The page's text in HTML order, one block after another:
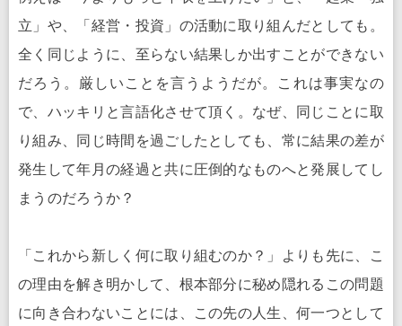
立」や、「経営・投資」の活動に取り組んだとしても。
全く同じように、至らない結果しか出すことができない
だろう。厳しいことを言うようだが。これは事実なの
で、ハッキリと言語化させて頂く。なぜ、同じことに取
り組み、同じ時間を過ごしたとしても、常に結果の差が
発生して年月の経過と共に圧倒的なものへと発展してし
まうのだろうか？
「これから新しく何に取り組むのか？」よりも先に、こ
の理由を解き明かして、根本部分に秘め隠れるこの問題
に向き合わないことには、この先の人生、何一つとして